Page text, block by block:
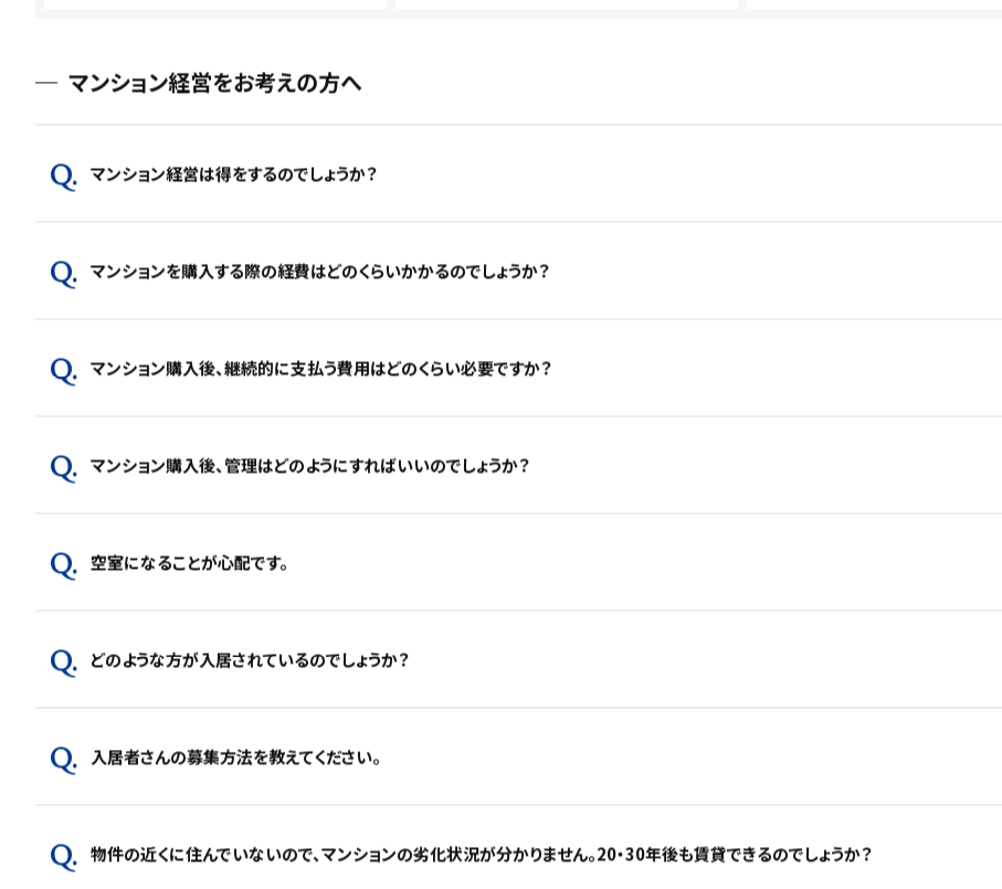
マンション経営をお考えの方へ
マンション経営は得をするのでしょうか？
こちら
マンションを購入する際の経費はどのくらいかかるのでしょうか？
マンション購入後、継続的に支払う費用はどのくらい必要ですか？
マンション購入後、管理はどのようにすればいいのでしょうか？
空室になることが心配です。
どのような方が入居されているのでしょうか？
入居者さんの募集方法を教えてください。
物件の近くに住んでいないので、マンションの劣化状況が分かりません。20・30年後も賃貸できるのでしょうか？